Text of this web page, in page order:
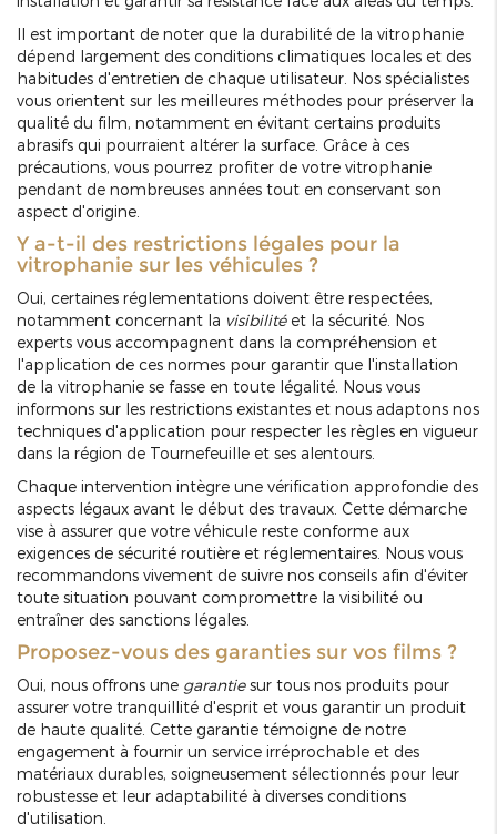
Il est important de noter que la durabilité de la vitrophanie
dépend largement des conditions climatiques locales et des
habitudes d'entretien de chaque utilisateur. Nos spécialistes
vous orientent sur les meilleures méthodes pour préserver la
qualité du film, notamment en évitant certains produits
abrasifs qui pourraient altérer la surface. Grâce à ces
précautions, vous pourrez profiter de votre vitrophanie
pendant de nombreuses années tout en conservant son
aspect d'origine.
Y a-t-il des restrictions légales pour la
vitrophanie sur les véhicules ?
Oui, certaines réglementations doivent être respectées,
notamment concernant la visibilitéet la sécurité. Nos
experts vous accompagnent dans la compréhension et
l'application de ces normes pour garantir que l'installation
de la vitrophanie se fasse en toute légalité. Nous vous
informons sur les restrictions existantes et nous adaptons nos
techniques d'application pour respecter les règles en vigueur
dans la région de Tournefeuille et ses alentours.
Chaque intervention intègre une vérification approfondie des
aspects légaux avant le début des travaux. Cette démarche
vise à assurer que votre véhicule reste conforme aux
exigences de sécurité routière et réglementaires. Nous vous
recommandons vivement de suivre nos conseils afin d'éviter
toute situation pouvant compromettre la visibilité ou
entraîner des sanctions légales.
Proposez-vous des garanties sur vos films ?
Oui, nous offrons une garantiesur tous nos produits pour
assurer votre tranquillité d'esprit et vous garantir un produit
de haute qualité. Cette garantie témoigne de notre
engagement à fournir un service irréprochable et des
matériaux durables, soigneusement sélectionnés pour leur
robustesse et leur adaptabilité à diverses conditions
d'utilisation.